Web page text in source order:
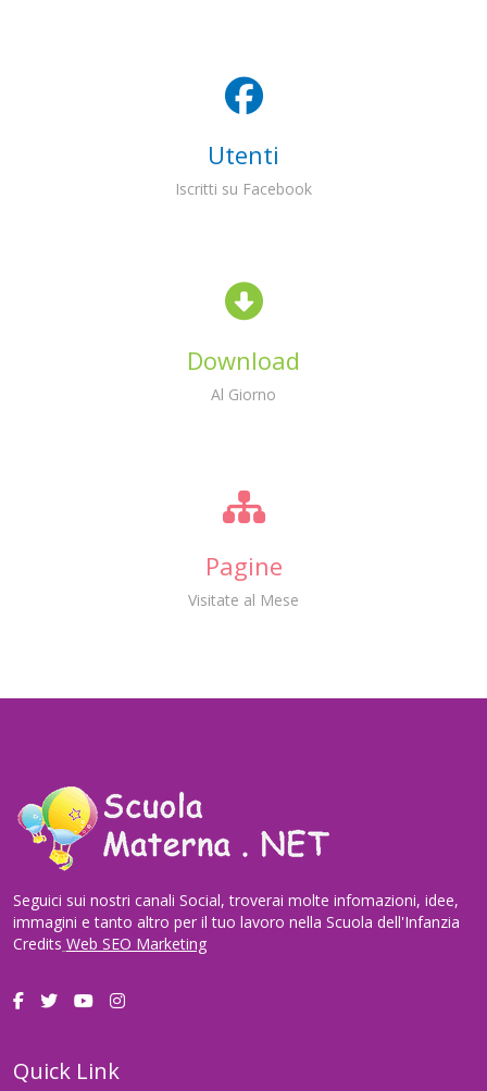
Utenti
Iscritti su Facebook
Download
Al Giorno
Pagine
Visitate al Mese
Seguici sui nostri canali Social, troverai molte infomazioni, idee,
immagini e tanto altro per il tuo lavoro nella Scuola dell'Infanzia
Credits Web SEO Marketing
Quick Link